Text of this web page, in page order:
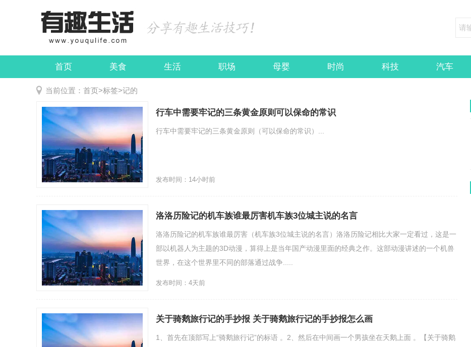
首页 美食 生活 职场 母婴 时尚 科技 汽车
娱乐 民俗
当前位置： 首页>标签>记的
行车中需要牢记的三条黄金原则可以保命的常识
行车中需要牢记的三条黄金原则（可以保命的常识）...
发布时间：14小时前
洛洛历险记的机车族谁最厉害机车族3位城主说的名言
洛洛历险记的机车族谁最厉害（机车族3位城主说的名言）洛洛历险记相比大家一定看过，这是一
部以机器人为主题的3D动漫，算得上是当年国产动漫里面的经典之作。这部动漫讲述的一个机兽
世界，在这个世界里不同的部落通过战争.....
发布时间：4天前
关于骑鹅旅行记的手抄报 关于骑鹅旅行记的手抄报怎么画
1、首先在顶部写上“骑鹅旅行记”的标语 。2、然后在中间画一个男孩坐在天鹅上面 。【关于骑鹅